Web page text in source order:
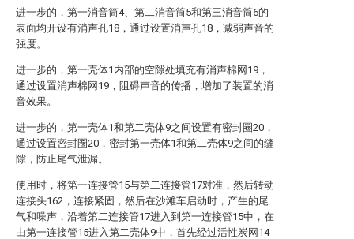
进一步的，第一消音筒4、第二消音筒5和第三消音筒6的
表面均开设有消声孔18，通过设置消声孔18，减弱声音的
强度。
进一步的，第一壳体1内部的空隙处填充有消声棉网19，
通过设置消声棉网19，阻碍声音的传播，增加了装置的消
音效果。
进一步的，第一壳体1和第二壳体9之间设置有密封圈20，
通过设置密封圈20，密封第一壳体1和第二壳体9之间的缝
隙，防止尾气泄漏。
使用时，将第一连接管15与第二连接管17对准，然后转动
连接头162，连接紧固，然后在沙滩车启动时，产生的尾
气和噪声，沿着第二连接管17进入到第一连接管15中，在
由第一连接管15进入第二壳体9中，首先经过活性炭网14